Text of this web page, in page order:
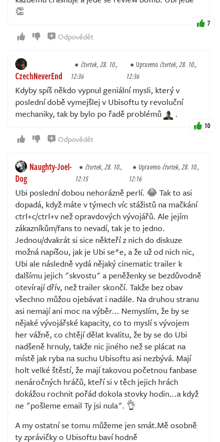
👏
7
Odpovědět
CzechNeverEnd
čtvrtek, 28. 10.,
12:36
Upravenočtvrtek, 28. 10.,
12:36
Kdyby spíš někdo vypnul geniální mysli, který v
poslední době vymejšlej v Ubisoftu ty revoluční
mechaniky, tak by bylo po řadě problémů
.
10
Odpovědět
Naughty-Joel-
Dog
čtvrtek, 28. 10.,
12:15
Upravenočtvrtek, 28. 10.,
12:16
Ubi poslední dobou nehorázně perlí. 😂 Tak to asi
dopadá, když máte v týmech víc stážistů na mačkání
ctrl+c/ctrl+v než opravdových vývojářů. Ale jejím
zákazníkům/fans to nevadí, tak je to jedno.
Jednou/dvakrát si sice někteří z nich do diskuze
možná napíšou, jak je Ubi se*e, a že už od nich nic,
Ubi ale následně vydá nějaký cinematic trailer k
dalšímu jejich "skvostu" a peněženky se bezdůvodně
otevírají dřív, než trailer skončí. Takže bez obav
všechno můžou ojebávat i nadále. Na druhou stranu
asi nemají ani moc na výběr... Nemyslím, že by se
nějaké vývojářské kapacity, co to myslí s vývojem
her vážně, co chtějí dělat kvalitu, že by se do Ubi
nadšeně hrnuly, takže nic jiného než se plácat na
místě jak ryba na suchu Ubisoftu asi nezbývá. Mají
holt velké štěstí, že mají takovou početnou fanbase
nenáročných hráčů, kteří si v těch jejich hrách
dokážou rochnit pořád dokola stovky hodin...a když
ne "pošleme email Ty jsi nula". 👌
A my ostatní se tomu můžeme jen smát.Mě osobně
ty zprávičky o Ubisoftu baví hodně